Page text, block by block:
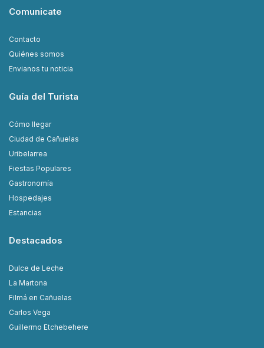
Comunicate
Contacto
Quiénes somos
Envianos tu noticia
Guía del Turista
Cómo llegar
Ciudad de Cañuelas
Uribelarrea
Fiestas Populares
Gastronomía
Hospedajes
Estancias
Destacados
Dulce de Leche
La Martona
Filmá en Cañuelas
Carlos Vega
Guillermo Etchebehere